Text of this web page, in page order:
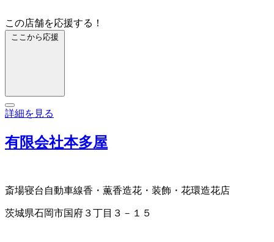
この店舗を応援する！
ここから応援
詳細を見る
有限会社本多屋
斎場寝台自動車線香・薫香造花・装飾・花環造花店
茨城県石岡市国府３丁目３－１５